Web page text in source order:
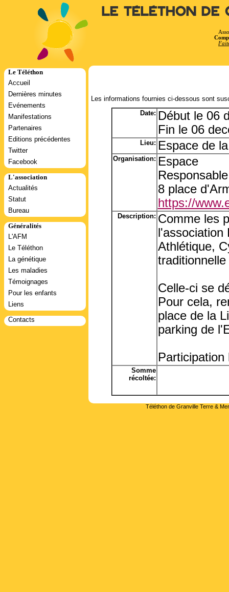
Le Téléthon de
Le Téléthon
Accueil
Dernières minutes
Evénements
Manifestations
Partenaires
Editions précédentes
Twitter
Facebook
L'association
Actualités
Statut
Bureau
Généralités
L'AFM
Le Téléthon
La génétique
Les maladies
Témoignages
Pour les enfants
Liens
Contacts
Les informations fournies ci-dessous sont
Date: Début le 06
Fin le 06
Lieu: Espace de
Organisation: Espace
8 place
https://
Description: Comme les
l'association
Athlétique,
Celle-ci se
Pour cela,
place de la
parking de
Participation
Somme
récoltée:
Téléthon de Granville Terre &